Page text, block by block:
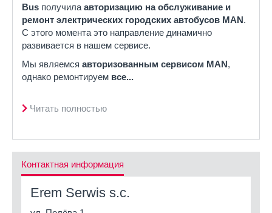
Bus получила авторизацию на обслуживание и
ремонт электрических городских автобусов MAN.
С этого момента это направление динамично
развивается в нашем сервисе.
Мы являемся авторизованным сервисом MAN,
однако ремонтируем все...
Читать полностью
Контактная информация
Erem Serwis s.c.